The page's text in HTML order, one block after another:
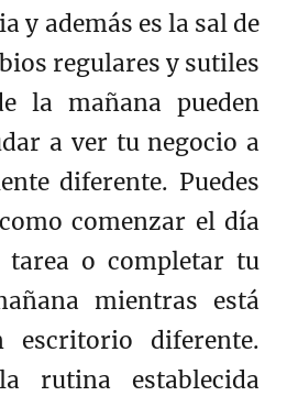
y además es la sal de
regulares y sutiles
la mañana pueden
a ver tu negocio a
diferente. Puedes
comenzar el día
tarea o completar tu
mientras está
escritorio diferente.
rutina establecida